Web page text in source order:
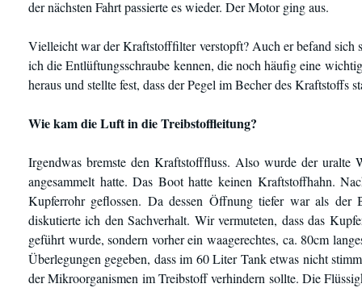
der nächsten Fahrt passierte es wieder. Der Motor ging aus.
Vielleicht war der Kraftstofffilter verstopft? Auch er befand sich
ich die Entlüftungsschraube kennen, die noch häufig eine
heraus und stellte fest, dass der Pegel im Becher des Kraftstoffs
Wie kam die Luft in die Treibstoffleitung?
Irgendwas bremste den Kraftstofffluss. Also wurde der uralte
angesammelt hatte. Das Boot hatte keinen Kraftstoffhahn.
Kupferrohr geflossen. Da dessen Öffnung tiefer war als der
diskutierte ich den Sachverhalt. Wir vermuteten, dass das
geführt wurde, sondern vorher ein waagerechtes, ca. 80cm
Überlegungen gegeben, dass im 60 Liter Tank etwas nicht
der Mikroorganismen im Treibstoff verhindern sollte. Die